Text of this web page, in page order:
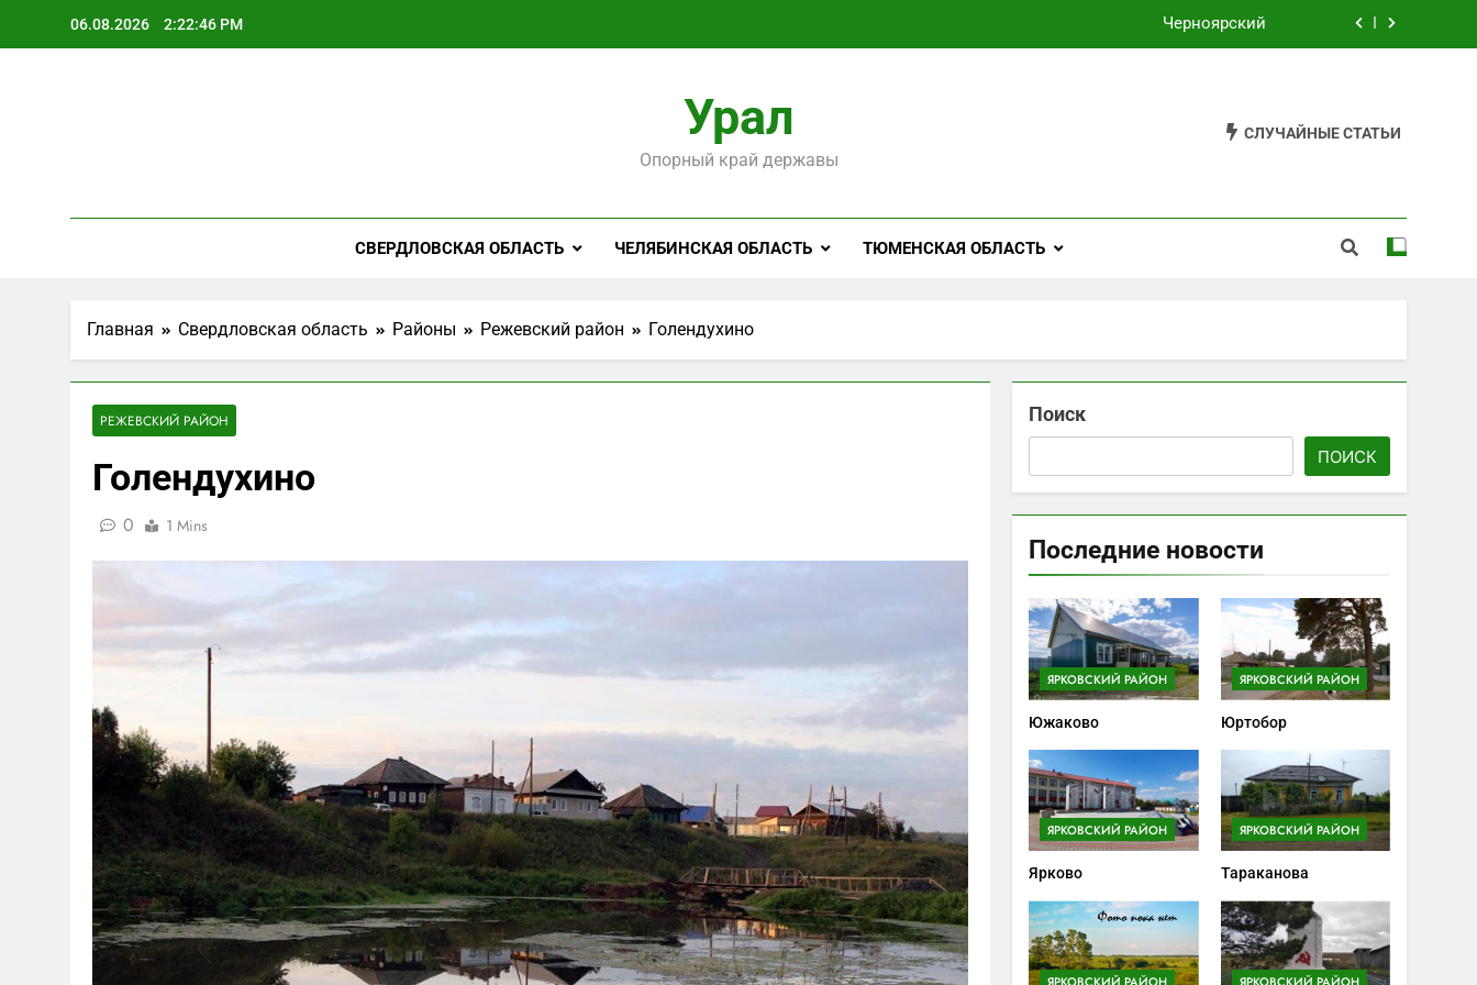
06.08.2026 2:22:47 PM Черноярский
Староуткинск
Черноярский
Урал
Опорный край державы
СЛУЧАЙНЫЕ СТАТЬИ
СВЕРДЛОВСКАЯ ОБЛАСТЬ ЧЕЛЯБИНСКАЯ ОБЛАСТЬ ТЮМЕНСКАЯ ОБЛАСТЬ
Главная Свердловская область Районы Режевский район Голендухино
РЕЖЕВСКИЙ РАЙОН
Голендухино
0 1 Mins
Поиск
ПОИСК
Последние новости
ЯРКОВСКИЙ РАЙОН
Южаково
ЯРКОВСКИЙ РАЙОН
Юртобор
ЯРКОВСКИЙ РАЙОН
Ярково
ЯРКОВСКИЙ РАЙОН
Тараканова